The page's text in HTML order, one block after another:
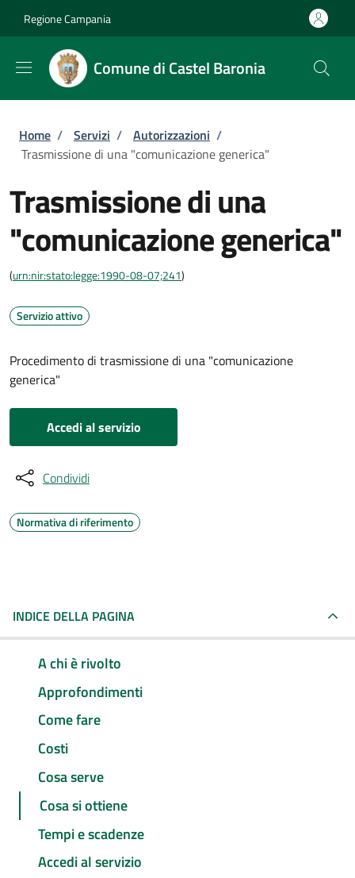
Regione Campania
Comune di Castel Baronia
Briciole di pane
Home / Servizi / Autorizzazioni /
Trasmissione di una "comunicazione generica"
Trasmissione di una
"comunicazione generica"
(urn:nir:stato:legge:1990-08-07;241)
Servizio attivo
Procedimento di trasmissione di una "comunicazione
generica"
Accedi al servizio
Condividi
Normativa di riferimento
INDICE DELLA PAGINA
A chi è rivolto
Approfondimenti
Come fare
Costi
Cosa serve
Cosa si ottiene
Tempi e scadenze
Accedi al servizio